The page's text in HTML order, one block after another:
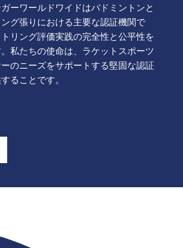
ーワールドワイドはバドミントンと
グ張りにおける主要な認証機関で
リング評価実践の完全性と公平性を
私たちの使命は、ラケットスポーツ
のニーズをサポートする堅固な認証
ることです。